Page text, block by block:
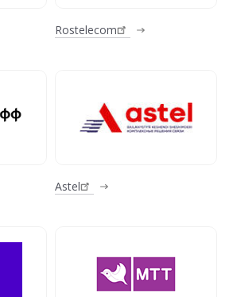
Rostelecom
Astel